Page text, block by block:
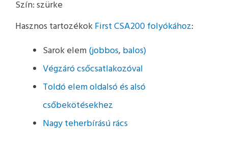
Szín: szürke
Hasznos tartozékokFirst CSA200 folyókához:
Sarok elem(jobbos,balos)
Végzáró csőcsatlakozóval
Toldó elem oldalsó és alsó
csőbekötésekhez
Nagy teherbírású rács